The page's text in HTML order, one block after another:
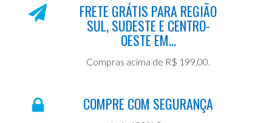
FRETE GRÁTIS PARA REGIÃO
SUL, SUDESTE E CENTRO-
OESTE EM...
Compras acima de R$ 199,00.
COMPRE COM SEGURANÇA